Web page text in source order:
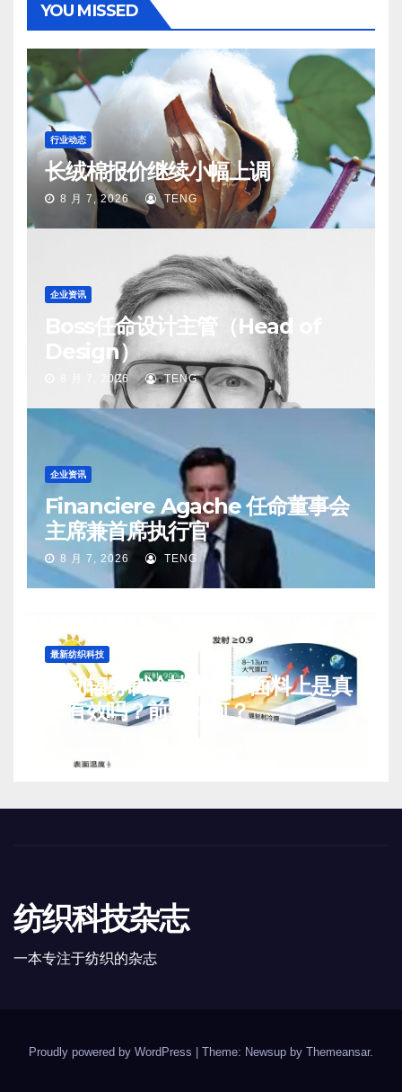
YOU MISSED
行业动态
长绒棉报价继续小幅上调
8 月 7, 2026 TENG
企业资讯
Boss任命设计主管（Head of
Design）
8 月 7, 2026 TENG
企业资讯
Financiere Agache 任命董事会
主席兼首席执行官
8 月 7, 2026 TENG
最新纺织科技
被动辐射制冷技术用于面料上是真
实有效吗？前景如何？
纺织科技杂志
一本专注于纺织的杂志
Proudly powered by WordPress Theme: Newsup by Themeansar.